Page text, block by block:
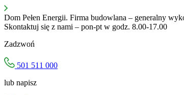
Przejdź
do
treści
Dom Pełen Energii. Firma budowlana – generalny
Skontaktuj się z nami – pon-pt w godz. 8.00-17.00
Zadzwoń
501 511 000
lub napisz